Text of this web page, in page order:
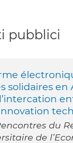
pubblici
solidaires
du
de